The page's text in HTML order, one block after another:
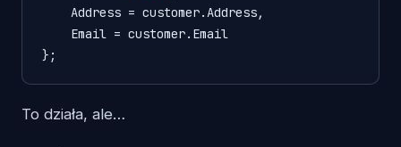
};
To działa, ale…